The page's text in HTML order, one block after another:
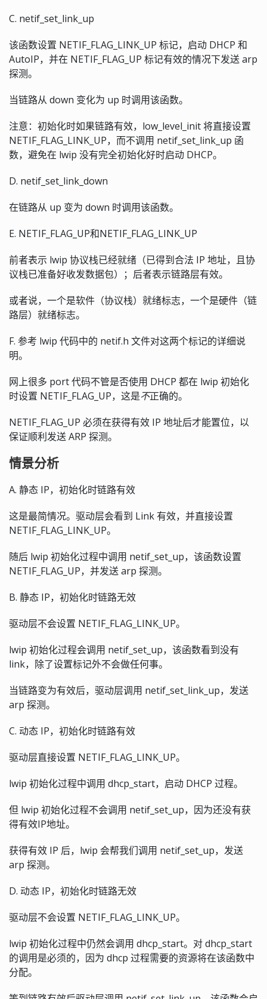
C. netif_set_link_up
该函数设置 NETIF_FLAG_LINK_UP 标记，启动 DHCP 和
AutoIP，并在 NETIF_FLAG_UP 标记有效的情况下发送 arp
探测。
当链路从 down 变化为 up 时调用该函数。
注意：初始化时如果链路有效，low_level_init 将直接设置
NETIF_FLAG_LINK_UP，而不调用 netif_set_link_up 函
数，避免在 lwip 没有完全初始化好时启动 DHCP。
D. netif_set_link_down
在链路从 up 变为 down 时调用该函数。
E. NETIF_FLAG_UP和NETIF_FLAG_LINK_UP
前者表示 lwip 协议栈已经就绪（已得到合法 IP 地址，且协
议栈已准备好收发数据包）；后者表示链路层有效。
或者说，一个是软件（协议栈）就绪标志，一个是硬件（链
路层）就绪标志。
F. 参考 lwip 代码中的 netif.h 文件对这两个标记的详细说
明。
网上很多 port 代码不管是否使用 DHCP 都在 lwip 初始化
时设置 NETIF_FLAG_UP，这是不正确的。
NETIF_FLAG_UP 必须在获得有效 IP 地址后才能置位，以
保证顺利发送 ARP 探测。
情景分析
A. 静态 IP，初始化时链路有效
这是最简情况。驱动层会看到 Link 有效，并直接设置
NETIF_FLAG_LINK_UP。
随后 lwip 初始化过程中调用 netif_set_up，该函数设置
NETIF_FLAG_UP，并发送 arp 探测。
B. 静态 IP，初始化时链路无效
驱动层不会设置 NETIF_FLAG_LINK_UP。
lwip 初始化过程会调用 netif_set_up，该函数看到没有
link，除了设置标记外不会做任何事。
当链路变为有效后，驱动层调用 netif_set_link_up，发送
arp 探测。
C. 动态 IP，初始化时链路有效
驱动层直接设置 NETIF_FLAG_LINK_UP。
lwip 初始化过程中调用 dhcp_start，启动 DHCP 过程。
但 lwip 初始化过程不会调用 netif_set_up，因为还没有获
得有效IP地址。
获得有效 IP 后，lwip 会帮我们调用 netif_set_up，发送
arp 探测。
D. 动态 IP，初始化时链路无效
驱动层不会设置 NETIF_FLAG_LINK_UP。
lwip 初始化过程中仍然会调用 dhcp_start。对 dhcp_start
的调用是必须的，因为 dhcp 过程需要的资源将在该函数中
分配。